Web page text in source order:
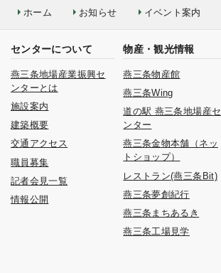
ホーム お知らせ イベント案内
センターについて
燕三条地場産業振興セ
ンターとは
施設案内
建築概要
交通アクセス
職員募集
記者会見一覧
情報公開
物産・観光情報
燕三条物産館
燕三条Wing
道の駅 燕三条地場産セ
ンター
燕三条金物本舗（ネッ
トショップ）
レストラン(燕三条Bit)
燕三条夢創紀行
燕三条まちあるき
燕三条工場見学